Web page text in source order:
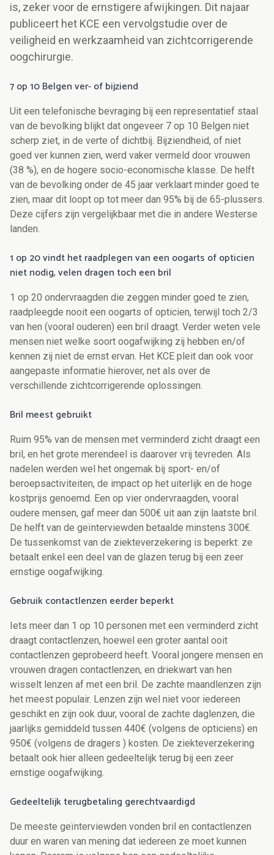
is, zeker voor de ernstigere afwijkingen. Dit najaar
publiceert het KCE een vervolgstudie over de
veiligheid en werkzaamheid van zichtcorrigerende
oogchirurgie.
7 op 10 Belgen ver- of bijziend
Uit een telefonische bevraging bij een representatief staal
van de bevolking blijkt dat ongeveer 7 op 10 Belgen niet
scherp ziet, in de verte of dichtbij. Bijziendheid, of niet
goed ver kunnen zien, werd vaker vermeld door vrouwen
(38 %), en de hogere socio-economische klasse. De helft
van de bevolking onder de 45 jaar verklaart minder goed te
zien, maar dit loopt op tot meer dan 95% bij de 65-plussers.
Deze cijfers zijn vergelijkbaar met die in andere Westerse
landen.
1 op 20 vindt het raadplegen van een oogarts of opticien
niet nodig, velen dragen toch een bril
1 op 20 ondervraagden die zeggen minder goed te zien,
raadpleegde nooit een oogarts of opticien, terwijl toch 2/3
van hen (vooral ouderen) een bril draagt. Verder weten vele
mensen niet welke soort oogafwijking zij hebben en/of
kennen zij niet de ernst ervan. Het KCE pleit dan ook voor
aangepaste informatie hierover, net als over de
verschillende zichtcorrigerende oplossingen.
Bril meest gebruikt
Ruim 95% van de mensen met verminderd zicht draagt een
bril, en het grote merendeel is daarover vrij tevreden. Als
nadelen werden wel het ongemak bij sport- en/of
beroepsactiviteiten, de impact op het uiterlijk en de hoge
kostprijs genoemd. Een op vier ondervraagden, vooral
oudere mensen, gaf meer dan 500€ uit aan zijn laatste bril.
De helft van de geïnterviewden betaalde minstens 300€.
De tussenkomst van de ziekteverzekering is beperkt: ze
betaalt enkel een deel van de glazen terug bij een zeer
ernstige oogafwijking.
Gebruik contactlenzen eerder beperkt
Iets meer dan 1 op 10 personen met een verminderd zicht
draagt contactlenzen, hoewel een groter aantal ooit
contactlenzen geprobeerd heeft. Vooral jongere mensen en
vrouwen dragen contactlenzen, en driekwart van hen
wisselt lenzen af met een bril. De zachte maandlenzen zijn
het meest populair. Lenzen zijn wel niet voor iedereen
geschikt en zijn ook duur, vooral de zachte daglenzen, die
jaarlijks gemiddeld tussen 440€ (volgens de opticiens) en
950€ (volgens de dragers ) kosten. De ziekteverzekering
betaalt ook hier alleen gedeeltelijk terug bij een zeer
ernstige oogafwijking.
Gedeeltelijk terugbetaling gerechtvaardigd
De meeste geïnterviewden vonden bril en contactlenzen
duur en waren van mening dat iedereen ze moet kunnen